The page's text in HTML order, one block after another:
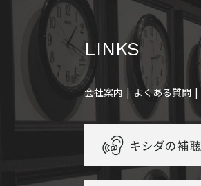
LINKS
会社案内 よくある質問